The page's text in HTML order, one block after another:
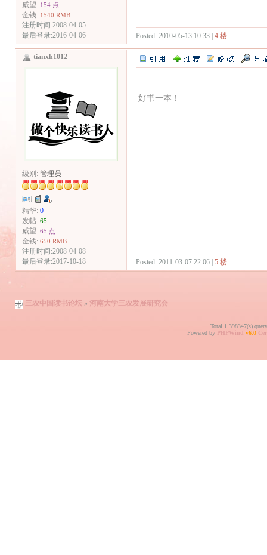
威望: 154 点
金钱: 1540 RMB
注册时间:2008-04-05
最后登录:2016-04-06
Posted: 2010-05-13 10:33 | 4 楼
tianxh1012
级别: 管理员
精华: 0
发帖: 65
威望: 65 点
金钱: 650 RMB
注册时间:2008-04-08
最后登录:2017-10-18
好书一本！
Posted: 2011-03-07 22:06 | 5 楼
三农中国读书论坛 » 河南大学三农发展研究会
Total 1.398347(s)
Powered by PHPWind v6.0